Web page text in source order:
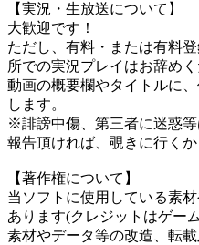
【実況・生放送について】
大歓迎です！
ただし、有料・または有料
所での実況プレイはお辞めく
動画の概要欄やタイトルに
します。
※誹謗中傷、第三者に迷惑等
報告頂ければ、覗きに行くか
【著作権について】
当ソフトに使用している素
あります(クレジットはゲー
素材やデータ等の改造、転